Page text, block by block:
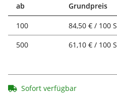
ab Grundpreis
100
84,50 € / 100
500
61,10 € / 100
Sofort verfügbar